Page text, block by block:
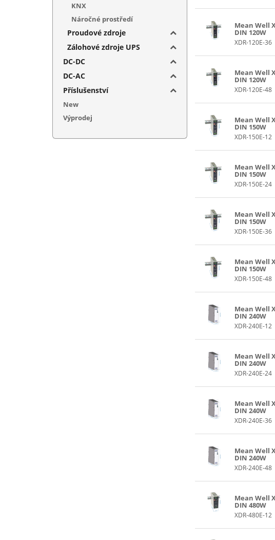
Mean Well
DIN 120W
XDR-120E-36
Mean Well
DIN 120W
XDR-120E-48
Mean Well
DIN 150W
XDR-150E-12
Mean Well
DIN 150W
XDR-150E-24
Mean Well
DIN 150W
XDR-150E-36
Mean Well
DIN 150W
XDR-150E-48
Mean Well
DIN 240W
XDR-240E-12
Mean Well
DIN 240W
XDR-240E-24
Mean Well
DIN 240W
XDR-240E-36
Mean Well
DIN 240W
XDR-240E-48
Mean Well
DIN 480W
XDR-480E-12
KNX
Náročné prostředí
Proudové zdroje
Zálohové zdroje UPS
DC-DC
DC-AC
Příslušenství
New
Výprodej